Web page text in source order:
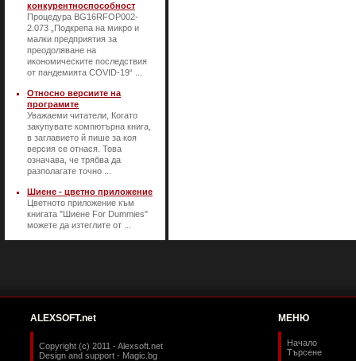
конкурентноспособност
Процедура BG16RFOP002-
2.073 „Подкрепа на микро и
малки предприятия за
преодоляване на
икономическите последствия
от пандемията COVID-19“ ...
Относно версиите на
програмите
Уважаеми читатели, Когато
закупувате компютърна книга,
в заглавието й пише за коя
версия се отнася. Това
означава, че трябва да
разполагате точно ...
Шиене - цветно приложение
Цветното приложение към
книгата "Шиене For Dummies"
можете да изтеглите от ...
ALEXSOFT.net
Copyright (c) 2011 - Alexsoft.net
Design and support - Magic.bg
МЕНЮ
Начало
Търсене